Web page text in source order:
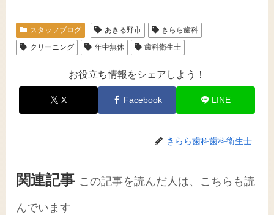
スタッフブログ あきる野市
きらら歯科
クリーニング
年中無休 歯科衛生士
お役立ち情報をシェアしよう！
X Facebook LINE
きらら歯科歯科衛生士
関連記事 この記事を読んだ人は、こちらも読
んでいます